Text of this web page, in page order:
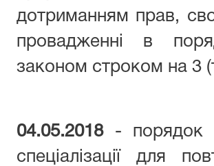
дотриманням прав,
провадженні в
законом строком на 3
04.05.2018- порядок
спеціалізації для